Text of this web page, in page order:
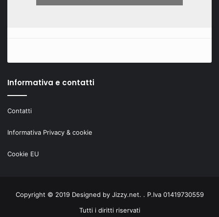
Informativa e contatti
Contatti
Informativa Privacy & cookie
Cookie EU
Copyright © 2019 Designed by Jizzy.net. . P.Iva 01419730559
Tutti i diritti riservati